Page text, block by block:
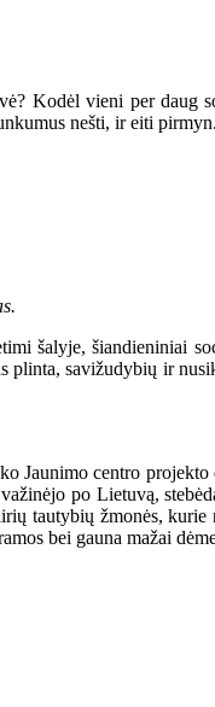
Kodėl vieni per daug
nešti, ir eiti pirmyn.
šalyje, šiandieniniai
savižudybių ir
centro projekto
po Lietuvą,
tautybių žmonės,
bei gauna mažai